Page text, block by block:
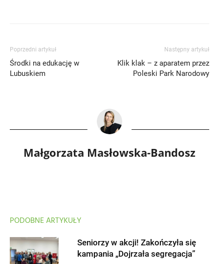
Poprzedni artykuł
Środki na edukację w
Lubuskiem
Następny artykuł
Klik klak – z aparatem przez
Poleski Park Narodowy
Małgorzata Masłowska-Bandosz
PODOBNE ARTYKUŁY
Seniorzy w akcji! Zakończyła się
kampania „Dojrzała segregacja”